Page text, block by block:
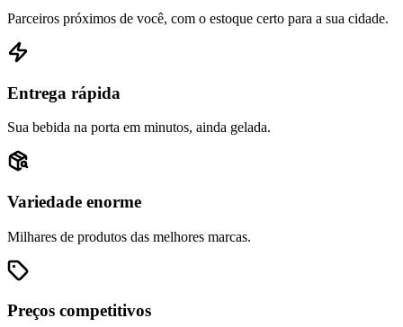
Parceiros próximos de você, com o estoque certo para a sua cidade.
Entrega rápida
Sua bebida na porta em minutos, ainda gelada.
Variedade enorme
Milhares de produtos das melhores marcas.
Preços competitivos